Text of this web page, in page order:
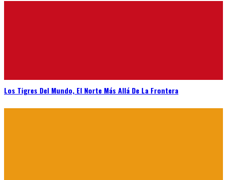
Los Tigres Del Mundo, El Norte Más Allá De La Frontera